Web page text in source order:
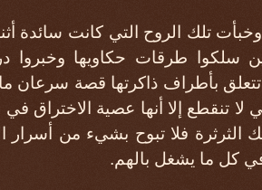
تلك الروح التي كانت سائدة
طرقات حكاويها وخبروا
تتعلق بأطراف ذاكرتها قصة سرعان
لا تنقطع إلا أنها عصية الاختراق
تلك الثرثرة فلا تبوح بشيء من
كل ما يشغل بالهم.